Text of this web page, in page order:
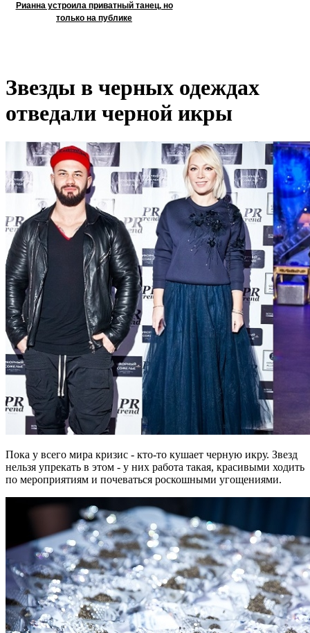
Рианна устроила приватный танец, но
только на публике
Звезды в черных одеждах
отведали черной икры
Пока у всего мира кризис - кто-то кушает черную икру. Звезд
нельзя упрекать в этом - у них работа такая, красивыми ходить
по мероприятиям и почеваться роскошными угощениями.